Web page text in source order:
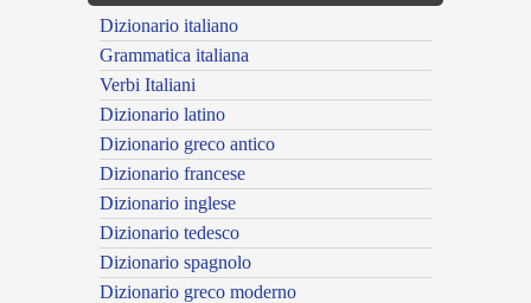
Dizionario italiano
Grammatica italiana
Verbi Italiani
Dizionario latino
Dizionario greco antico
Dizionario francese
Dizionario inglese
Dizionario tedesco
Dizionario spagnolo
Dizionario greco moderno